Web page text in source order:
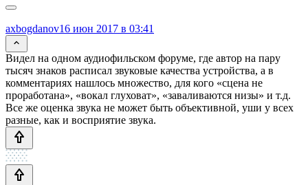
axbogdanov16 июн 2017 в 03:41
Видел на одном аудиофильском форуме, где автор на пару
тысяч знаков расписал звуковые качества устройства, а в
комментариях нашлось множество, для кого «сцена не
проработана», «вокал глуховат», «заваливаются низы» и т.д.
Все же оценка звука не может быть объективной, уши у всех
разные, как и восприятие звука.